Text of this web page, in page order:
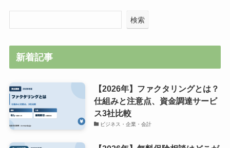
検索
新着記事
【2026年】ファクタリングとは？
仕組みと注意点、資金調達サービ
ス3社比較
ビジネス・企業・会計